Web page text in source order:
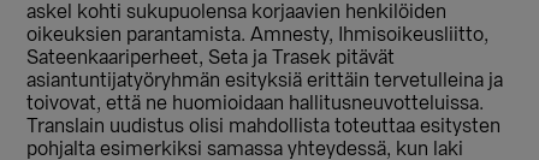
askel kohti sukupuolensa korjaavien henkilöiden
oikeuksien parantamista. Amnesty, Ihmisoikeusliitto,
Sateenkaariperheet, Seta ja Trasek pitävät
asiantuntijatyöryhmän esityksiä erittäin tervetulleina ja
toivovat, että ne huomioidaan hallitusneuvotteluissa.
Translain uudistus olisi mahdollista toteuttaa esitysten
pohjalta esimerkiksi samassa yhteydessä, kun laki